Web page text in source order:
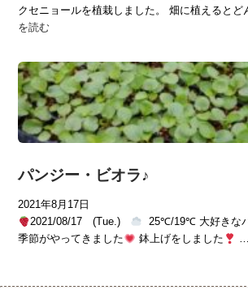
クセニョールを植栽しました。 畑に植えると
を読む
パンジー・ビオラ♪
2021年8月17日
2021/08/17 (Tue.)
25℃/19℃ 大好きな
季節がやってきました
鉢上げをしました